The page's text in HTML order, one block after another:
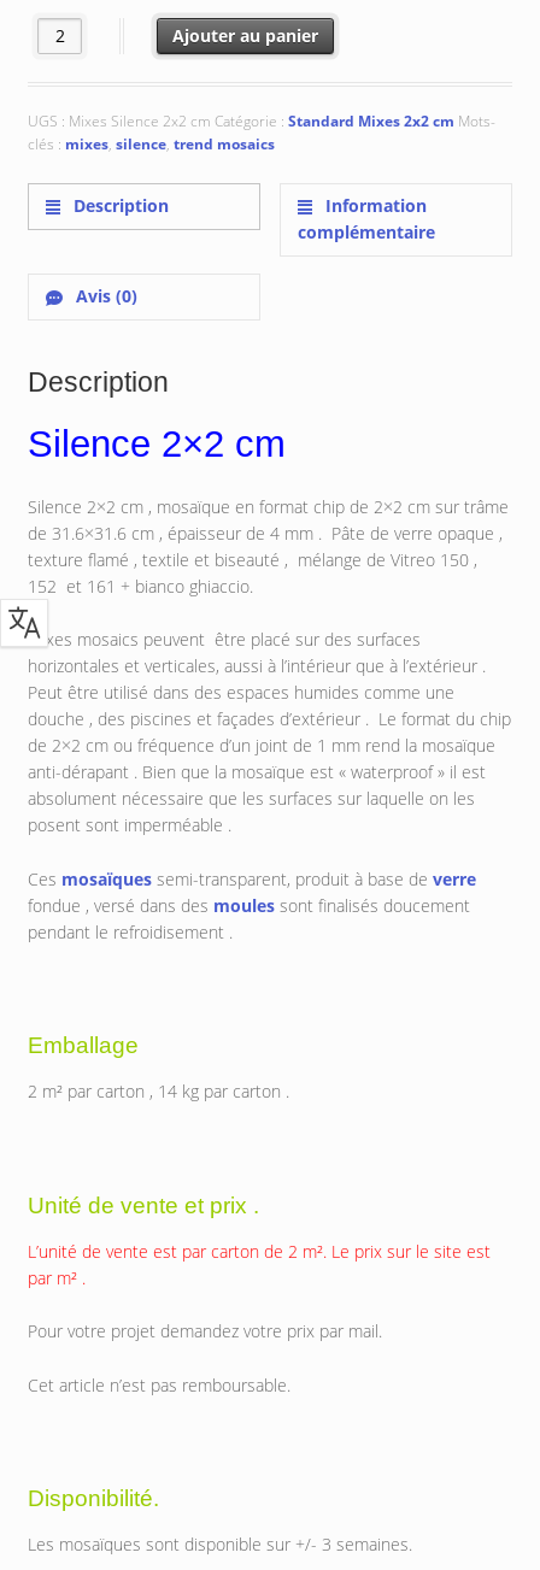
quantité de Silence 2x2 cmAjouter au panier
UGS : Mixes Silence 2x2 cm Catégorie : Standard Mixes 2x2 cm Mots-
clés : mixes, silence, trend mosaics
Description
Information
complémentaire
Avis (0)
Description
Silence 2×2 cm
Silence 2×2 cm , mosaïque en format chip de 2×2 cm sur trâme
de 31.6×31.6 cm , épaisseur de 4 mm . Pâte de verre opaque ,
texture flamé , textile et biseauté , mélange de Vitreo 150 ,
152 et 161 + bianco ghiaccio.
Mixes mosaics peuvent être placé sur des surfaces
horizontales et verticales, aussi à l’intérieur que à l’extérieur .
Peut être utilisé dans des espaces humides comme une
douche , des piscines et façades d’extérieur . Le format du chip
de 2×2 cm ou fréquence d’un joint de 1 mm rend la mosaïque
anti-dérapant . Bien que la mosaïque est « waterproof » il est
absolument nécessaire que les surfaces sur laquelle on les
posent sont imperméable .
Ces mosaïquessemi-transparent, produit à base de verre
fondue , versé dans des moulessont finalisés doucement
pendant le refroidisement .
Emballage
2 m² par carton , 14 kg par carton .
Unité de vente et prix .
L’unité de vente est par carton de 2 m². Le prix sur le site est
par m² .
Pour votre projet demandez votre prix par mail.
Cet article n’est pas remboursable.
Disponibilité.
Les mosaïques sont disponible sur +/- 3 semaines.